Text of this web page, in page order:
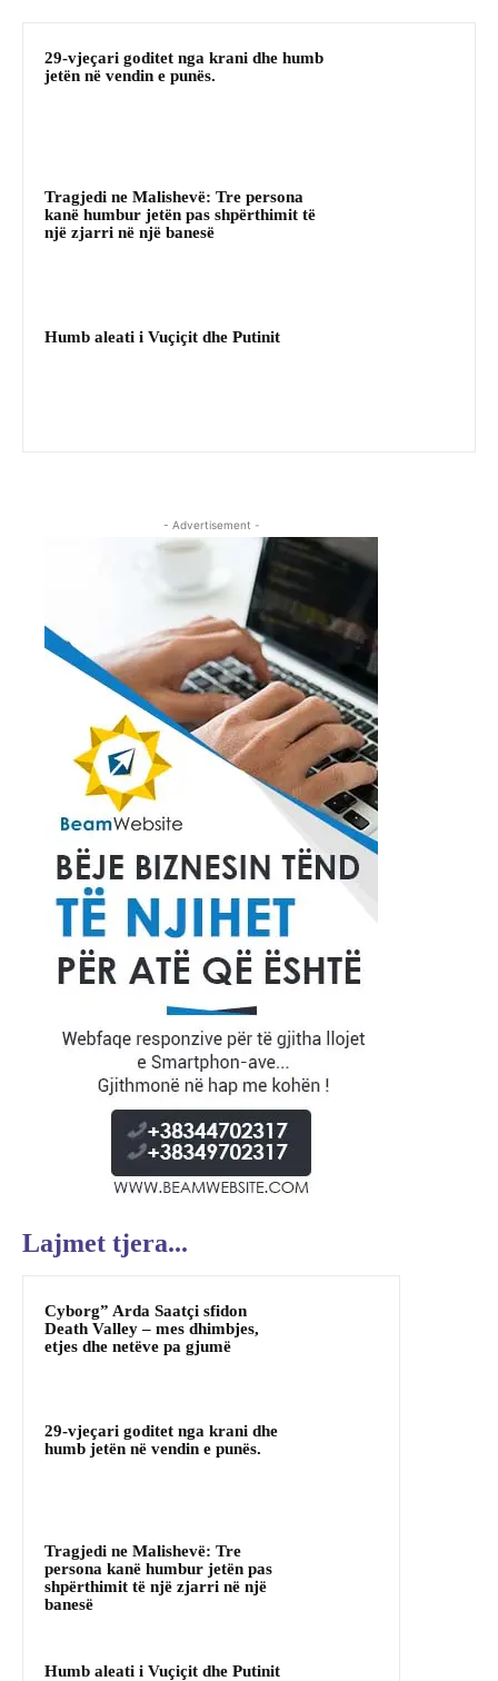
29-vjeçari goditet nga krani dhe humb
jetën në vendin e punës.
Tragjedi ne Malishevë: Tre persona
kanë humbur jetën pas shpërthimit të
një zjarri në një banesë
Humb aleati i Vuçiçit dhe Putinit
- Advertisement -
Lajmet tjera...
Cyborg” Arda Saatçi sfidon
Death Valley – mes dhimbjes,
etjes dhe netëve pa gjumë
29-vjeçari goditet nga krani dhe
humb jetën në vendin e punës.
Tragjedi ne Malishevë: Tre
persona kanë humbur jetën pas
shpërthimit të një zjarri në një
banesë
Humb aleati i Vuçiçit dhe Putinit